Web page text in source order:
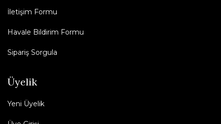
İletişim Formu
Havale Bildirim Formu
Sipariş Sorgula
Üyelik
Yeni Üyelik